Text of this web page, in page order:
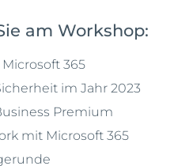
am Workshop:
365
im Jahr 2023
Premium
mit Microsoft 365